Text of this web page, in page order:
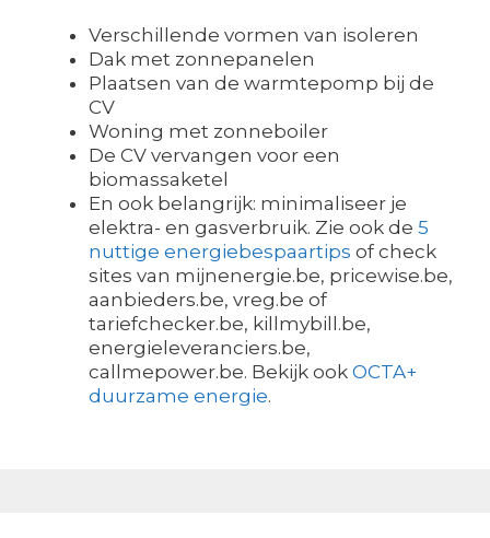
Verschillende vormen van isoleren
Dak met zonnepanelen
Plaatsen van de warmtepomp bij de
CV
Woning met zonneboiler
De CV vervangen voor een
biomassaketel
En ook belangrijk: minimaliseer je
elektra- en gasverbruik. Zie ook de 5
nuttige energiebespaartips of check
sites van mijnenergie.be, pricewise.be,
aanbieders.be, vreg.be of
tariefchecker.be, killmybill.be,
energieleveranciers.be,
callmepower.be. Bekijk ook OCTA+
duurzame energie.